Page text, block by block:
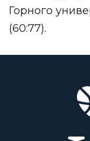
Горного
(60:77).